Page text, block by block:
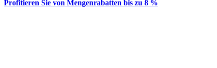
Profitieren Sie von Mengenrabatten bis zu 8 %